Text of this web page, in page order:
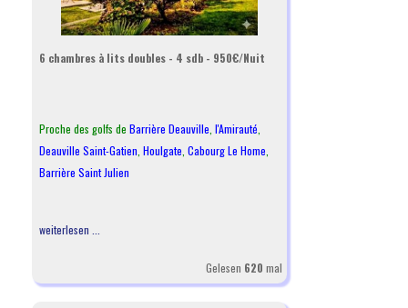
6 chambres à lits doubles - 4 sdb - 950€/Nuit
Proche des golfs de Barrière Deauville l'Amirauté
Deauville Saint-Gatien Houlgate Cabourg Le Home
Barrière Saint Julien
weiterlesen ...
Gelesen 620 mal